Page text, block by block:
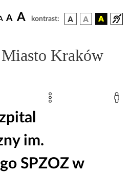
A A kontrast:
Miasto Kraków
im.
SPZOZ w